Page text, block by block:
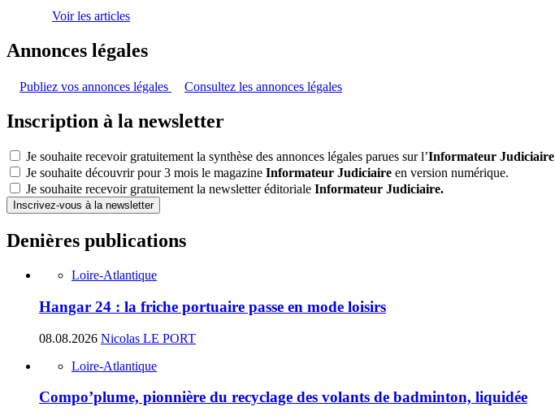
Voir les articles
Annonces légales
Publiez vos annonces légales Consultez les annonces légales
Inscription à la newsletter
Je souhaite recevoir gratuitement la synthèse des annonces légales parues sur l’Informateur Judiciaire
Je souhaite découvrir pour 3 mois le magazine Informateur Judiciaire en version numérique.
Je souhaite recevoir gratuitement la newsletter éditoriale Informateur Judiciaire.
Inscrivez-vous à la newsletter
Denières publications
Loire-Atlantique
Hangar 24 : la friche portuaire passe en mode loisirs
08.08.2026 Nicolas LE PORT
Loire-Atlantique
Compo’plume, pionnière du recyclage des volants de badminton, liquidée